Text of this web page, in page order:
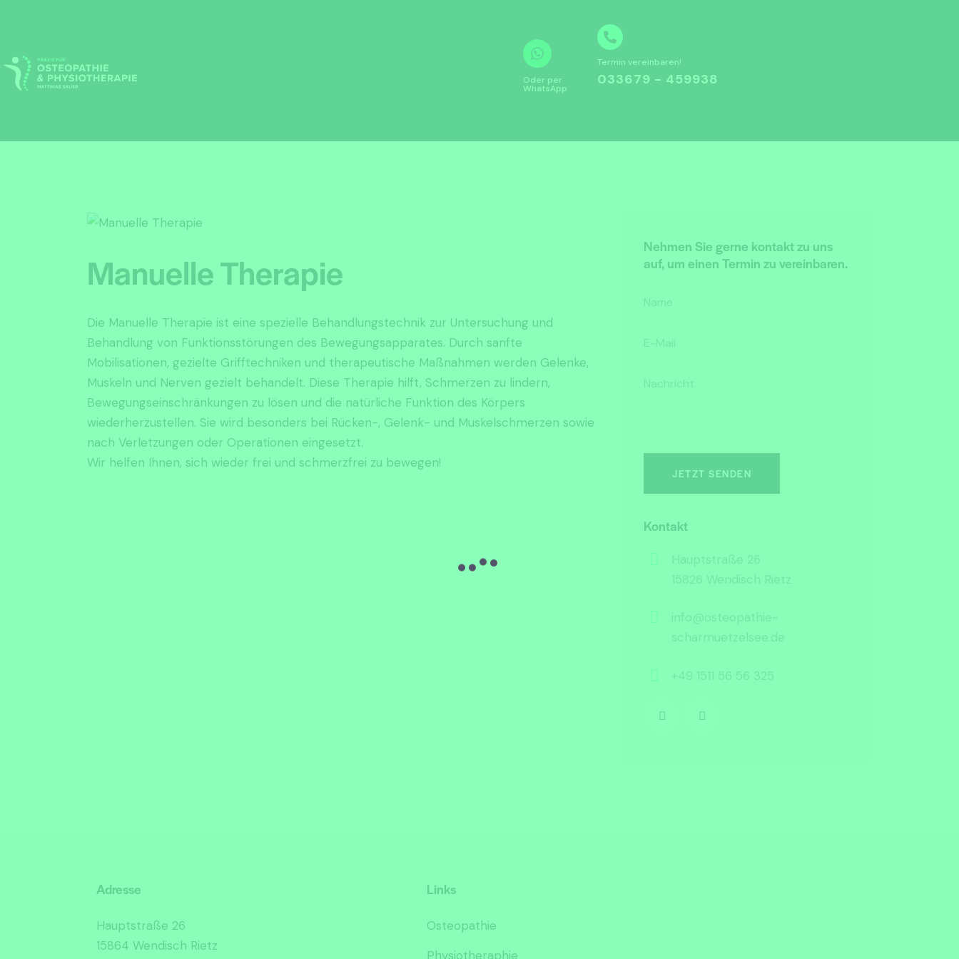
Oder per
WhatsApp
Termin vereinbaren!
033679 - 459938
Manuelle Therapie
Die Manuelle Therapie ist eine spezielle Behandlungstechnik zur Untersuchung und
Behandlung von Funktionsstörungen des Bewegungsapparates. Durch sanfte
Mobilisationen, gezielte Grifftechniken und therapeutische Maßnahmen werden Gelenke,
Muskeln und Nerven gezielt behandelt. Diese Therapie hilft, Schmerzen zu lindern,
Bewegungseinschränkungen zu lösen und die natürliche Funktion des Körpers
wiederherzustellen. Sie wird besonders bei Rücken-, Gelenk- und Muskelschmerzen sowie
nach Verletzungen oder Operationen eingesetzt.
Wir helfen Ihnen, sich wieder frei und schmerzfrei zu bewegen!
Nehmen Sie gerne kontakt zu uns
auf, um einen Termin zu vereinbaren.
Kontakt
Adresse
Hauptstraße 26
15864 Wendisch Rietz
Links
Osteopathie
Physiotheraphie